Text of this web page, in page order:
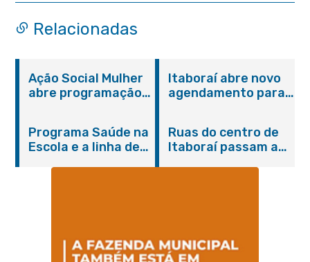
Relacionadas
Ação Social Mulher
abre programação
serviços gratuitos e
orientações
Itaboraí abre novo
agendamento para
Programa Saúde na
Escola e a linha de
Magalhães Seabra
Ruas do centro de
Itaboraí passam a